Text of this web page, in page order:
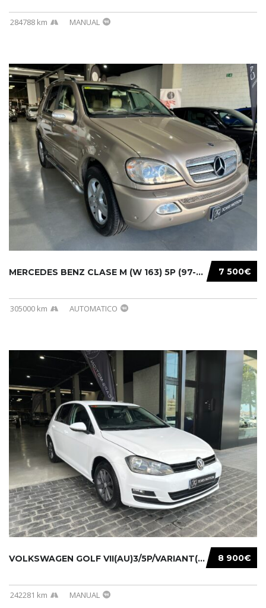
284788 km MANUAL
7 500€
MERCEDES BENZ CLASE M (W 163) 5P (97-05) 200...
305000 km AUTOMATICO
8 900€
VOLKSWAGEN GOLF VII(AU)3/5P/VARIANT(12-16 20...
242281 km MANUAL